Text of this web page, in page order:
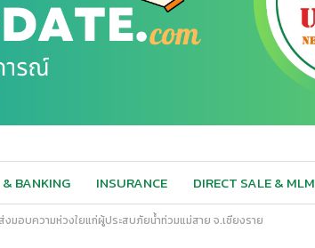
BANKING INSURANCE DIRECT SALE & MLM
อบความห่วงใยแก่ผู้ประสบภัยน้ำท่วมแม่สาย จ.เชียงราย